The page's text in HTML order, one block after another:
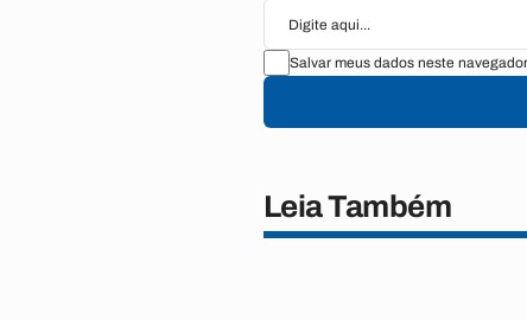
Salvar meus dados neste
Leia Também